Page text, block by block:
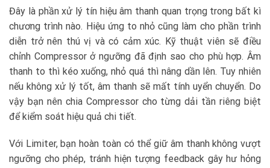
Đây là phần xử lý tín hiệu âm thanh quan trọng trong bất kì
chương trình nào. Hiệu ứng to nhỏ cũng làm cho phần trình
diễn trở nên thú vị và có cảm xúc. Kỹ thuật viên sẽ điều
chỉnh Compressor ở ngưỡng đã định sao cho phù hợp. Âm
thanh to thì kéo xuống, nhỏ quá thì nâng dần lên. Tuy nhiên
nếu không xử lý tốt, âm thanh sẽ mất tính uyển chuyển. Do
vậy bạn nên chia Compressor cho từng dải tần riêng biệt
để kiểm soát hiệu quả chi tiết.
Với Limiter, bạn hoàn toàn có thể giữ âm thanh không vượt
ngưỡng cho phép, tránh hiện tượng feedback gây hư hỏng